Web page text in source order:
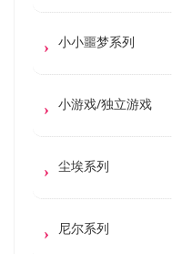
小小噩梦系列
小游戏/独立游戏
尘埃系列
尼尔系列